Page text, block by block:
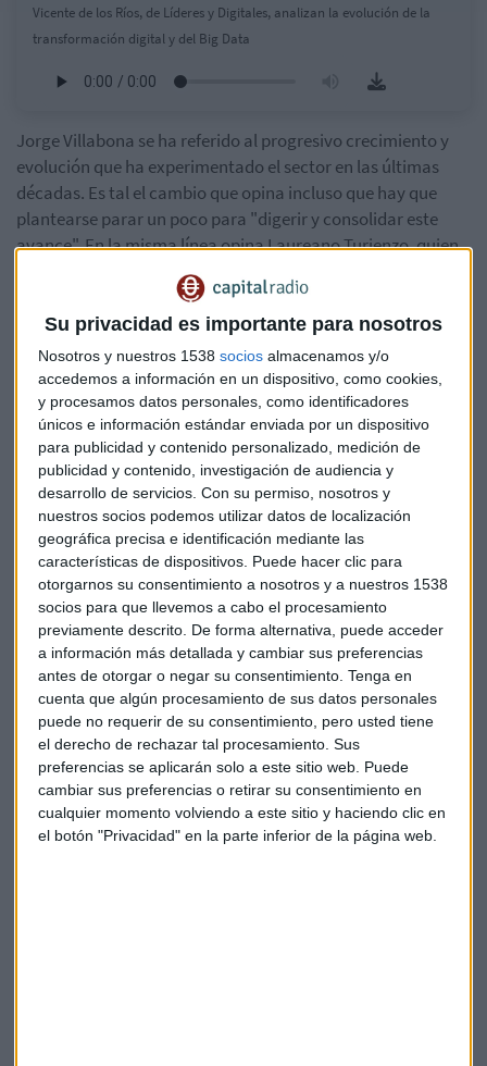
Su privacidad es importante para nosotros
Nosotros y nuestros 1538 socios almacenamos y/o
accedemos a información en un dispositivo, como cookies,
y procesamos datos personales, como identificadores
únicos e información estándar enviada por un dispositivo
para publicidad y contenido personalizado, medición de
publicidad y contenido, investigación de audiencia y
desarrollo de servicios. Con su permiso, nosotros y
nuestros socios podemos utilizar datos de localización
geográfica precisa e identificación mediante las
características de dispositivos. Puede hacer clic para
otorgarnos su consentimiento a nosotros y a nuestros 1538
socios para que llevemos a cabo el procesamiento
previamente descrito. De forma alternativa, puede acceder
a información más detallada y cambiar sus preferencias
antes de otorgar o negar su consentimiento. Tenga en
cuenta que algún procesamiento de sus datos personales
puede no requerir de su consentimiento, pero usted tiene
el derecho de rechazar tal procesamiento. Sus
preferencias se aplicarán solo a este sitio web. Puede
cambiar sus preferencias o retirar su consentimiento en
cualquier momento volviendo a este sitio y haciendo clic en
el botón "Privacidad" en la parte inferior de la página web.
Vicente de los Ríos, de Líderes y Digitales, analizan la evolución de la
transformación digital y del Big Data
Jorge Villabona se ha referido al progresivo crecimiento y
evolución que ha experimentado el sector en las últimas
décadas. Es tal el cambio que opina incluso que hay que
plantearse parar un poco para "digerir y consolidar este
avance". En la misma línea opina Laureano Turienzo, quien
considera que se ha avanzado aún más y lo argumenta con
que "el año pasado se crearon más datos en el mundo que
en el resto de la historia de la humanidad".
El CEO de Retail News Trends va más lejos y añade que este
cambio y avance en los últimos dos años no tiene
precedentes.
Por su parte, Vicente de los Ríos, CEO de Líderes y Digitales,
coincide con Jorge en cuanto a la importancia de "hacer un
parón y una reflexión" para intentar que los consumidores
no se queden atrás
El dato, herramienta clave para acelerar la sostenibilidad
De los Ríos cree que existe una gran preocupación en el
sector ya que si en España la gente quisiera formarse en
transformación digital "no habría capacidad suficiente por
toda la necesidad que hay, lo cual es un problema". Añade
que no hay voluntad y que mucha gente no quiere emplear
el tiempo en ello.
Según un informe de Salesforce,el 76% de los encuestados
considera que no tiene losskillsnecesarios para esta